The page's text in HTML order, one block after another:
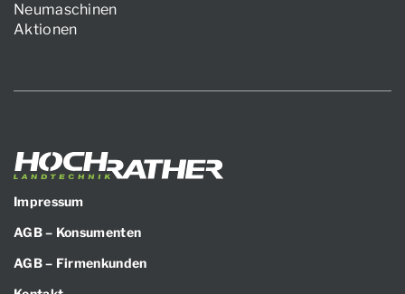
Neumaschinen
Aktionen
Impressum
AGB – Konsumenten
AGB – Firmenkunden